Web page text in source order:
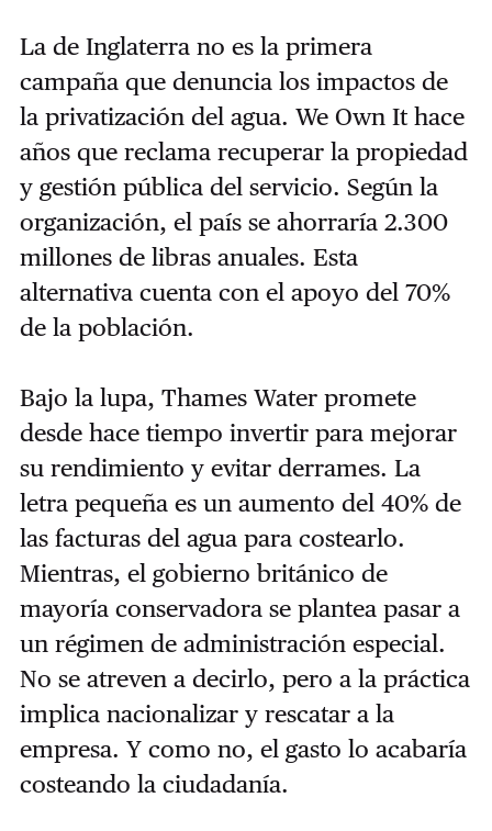
La de Inglaterra no es la primera
campaña que denuncia los impactos de
la privatización del agua. We Own It hace
años que reclama recuperar la propiedad
y gestión pública del servicio. Según la
organización, el país se ahorraría 2.300
millones de libras anuales. Esta
alternativa cuenta con el apoyo del 70%
de la población.
Bajo la lupa, Thames Water promete
desde hace tiempo invertir para mejorar
su rendimiento y evitar derrames. La
letra pequeña es un aumento del 40% de
las facturas del agua para costearlo.
Mientras, el gobierno británico de
mayoría conservadora se plantea pasar a
un régimen de administración especial.
No se atreven a decirlo, pero a la práctica
implica nacionalizar y rescatar a la
empresa. Y como no, el gasto lo acabaría
costeando la ciudadanía.